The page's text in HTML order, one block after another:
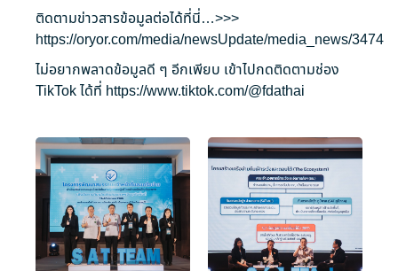
ติดตามข่าวสารข้อมูลต่อได้ที่นี่…>>>
https://oryor.com/media/newsUpdate/media_news/3474
ไม่อยากพลาดข้อมูลดี ๆ อีกเพียบ เข้าไปกดติดตามช่อง
TikTok ได้ที่ https://www.tiktok.com/@fdathai